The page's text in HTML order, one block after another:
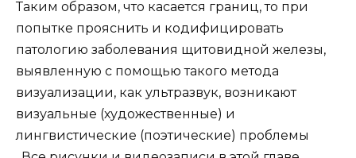
Таким образом, что касается границ, то при
попытке прояснить и кодифицировать
патологию заболевания щитовидной железы,
выявленную с помощью такого метода
визуализации, как ультразвук, возникают
визуальные (художественные) и
лингвистические (поэтические) проблемы